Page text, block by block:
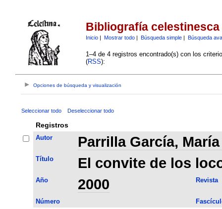
Bibliografía celestinesca
Inicio| Mostrar todo| Búsqueda simple| Búsqueda
1–4 de 4 registros encontrado(s) con los
(RSS):
Opciones de búsqueda y visualización
Seleccionar todo Deseleccionar todo
Registros
Autor Parrilla García,
Título El convite de los
Año 2000 Revista
Número